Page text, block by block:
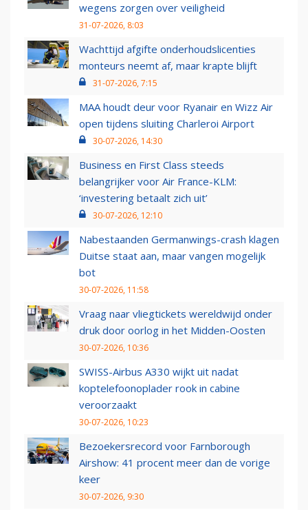
wegens zorgen over veiligheid
31-07-2026, 8:03
Wachttijd afgifte onderhoudslicenties
monteurs neemt af, maar krapte blijft
31-07-2026, 7:15
MAA houdt deur voor Ryanair en Wizz Air
open tijdens sluiting Charleroi Airport
30-07-2026, 14:30
Business en First Class steeds
belangrijker voor Air France-KLM:
‘investering betaalt zich uit’
30-07-2026, 12:10
Nabestaanden Germanwings-crash klagen
Duitse staat aan, maar vangen mogelijk
bot
30-07-2026, 11:58
Vraag naar vliegtickets wereldwijd onder
druk door oorlog in het Midden-Oosten
30-07-2026, 10:36
SWISS-Airbus A330 wijkt uit nadat
koptelefoonoplader rook in cabine
veroorzaakt
30-07-2026, 10:23
Bezoekersrecord voor Farnborough
Airshow: 41 procent meer dan de vorige
keer
30-07-2026, 9:30